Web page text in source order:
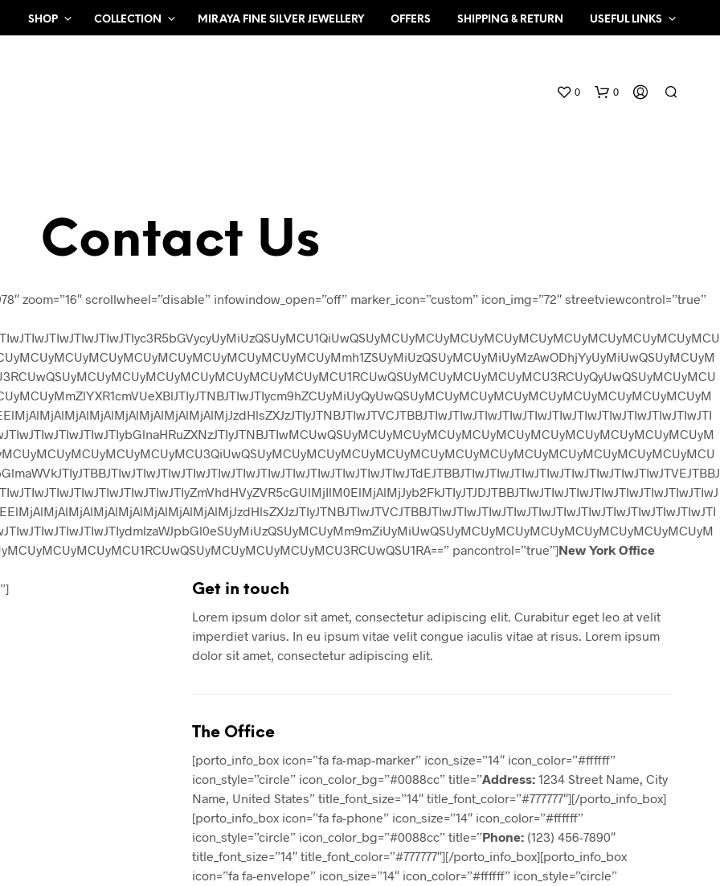
SHOP COLLECTION MIRAYA FINE SILVER JEWELLERY OFFERS SHIPPING & RETURN USEFUL LINKS
0 0
O
O
D
U
C
S
I
N
T
E
C
A
Contact Us
zoom=”16″ scrollwheel=”disable” infowindow_open=”off” marker_icon=”custom” icon_img=”72″ streetviewcontrol=”true”
pancontrol=”true”]New York Office
Get in touch
Lorem ipsum dolor sit amet, consectetur adipiscing elit. Curabitur eget leo at velit
imperdiet varius. In eu ipsum vitae velit congue iaculis vitae at risus. Lorem ipsum
dolor sit amet, consectetur adipiscing elit.
The Office
[porto_info_box icon=”fa fa-map-marker” icon_size=”14″ icon_color=”#ffffff”
icon_style=”circle” icon_color_bg=”#0088cc” title=”Address: 1234 Street Name, City
Name, United States” title_font_size=”14″ title_font_color=”#777777″][/porto_info_box]
[porto_info_box icon=”fa fa-phone” icon_size=”14″ icon_color=”#ffffff”
icon_style=”circle” icon_color_bg=”#0088cc” title=”Phone: (123) 456-7890″
title_font_size=”14″ title_font_color=”#777777″][/porto_info_box][porto_info_box
icon=”fa fa-envelope” icon_size=”14″ icon_color=”#ffffff” icon_style=”circle”